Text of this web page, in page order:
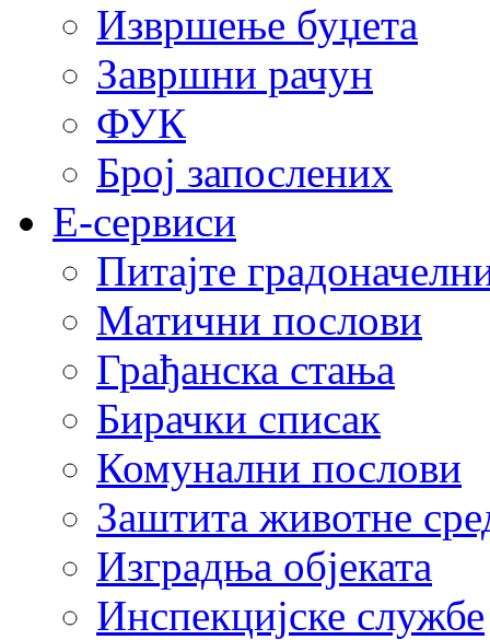
Извршење буџета
Завршни рачун
ФУК
Број запослених
E-сервиси
Питајте
Матични послови
Грађанска стања
Бирачки списак
Комунални послови
Заштита животне
Изградња објеката
Инспекцијске службе